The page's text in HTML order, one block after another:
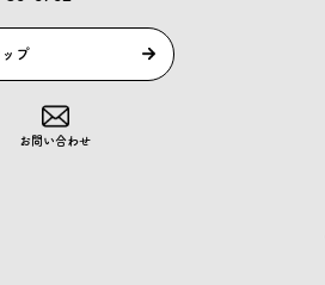
プ
お問い合わせ